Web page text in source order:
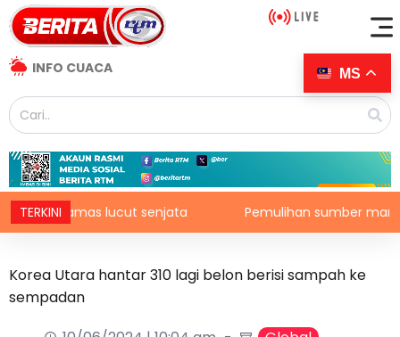
INFO CUACA
TERKINI
Hamas lucut senjata Pemulihan sumber marin:
Korea Utara hantar 310 lagi belon berisi sampah ke
sempadan
MS